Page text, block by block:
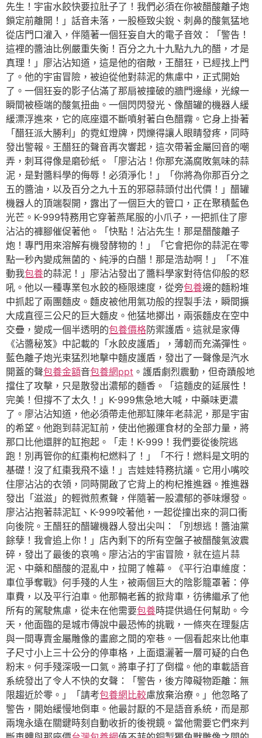
先生！宇宙水餃快要拉肚子了！我們必須在你被醋酸離子炮
鎖定前離開！」話音未落，一股極致尖銳、刺鼻的酸氣猛地
從店門口灌入，伴隨著一個狂妄自大的電子音效：「警告！
這裡的醬油比例嚴重失衡！百分之九十九點九九的醋，才是
真理！」廖沾沾知道，這是他的宿敵，王醋狂，已經找上門
了。他的宇宙冒險，被迫從他對蒜泥的焦慮中，正式開始
了。一個狂妄的影子佔滿了那扇被撞破的牆門邊緣，光線一
瞬間被極端的酸氣扭曲。一個閃閃發光、像醋罐的機器人緩
緩漂浮進來，它的底座還不斷噴射著白色醋霧。它身上掛著
「醋狂派大勝利」的霓虹燈牌，閃爍得讓人眼睛發疼，同時
發出警報。王醋狂的聲音再次響起，這次帶著金屬回音的嘲
弄，刺耳得像是磨砂紙。「廖沾沾！你那充滿腐敗氣味的蒜
泥，是對醬料學的侮辱！必須淨化！」「你將為你那百分之
五的醬油，以及百分之九十五的邪惡蒜頭付出代價！」醋罐
機器人的頂端裂開，露出了一個巨大的管口，正在聚積藍色
光芒。K-999特務用它穿著燕尾服的小爪子，一把抓住了廖
沾沾的褲腳催促著他。「快點！沾沾先生！那是醋酸離子
炮！專門用來溶解有機發酵物的！」「它會把你的蒜泥在零
點一秒內變成無菌的、純淨的白醋！那是浩劫啊！」「不准
動我包養的蒜泥！」廖沾沾發出了醬料學家對待信仰般的怒
吼。他以一種專業包水餃的極限速度，從旁包養邊的麵粉堆
中抓起了兩團麵皮。麵皮被他用氣功般的捏製手法，瞬間擴
大成直徑三公尺的巨大麵皮。他猛地擲出，兩張麵皮在空中
交疊，變成一個半透明的包養價格防禦護盾。這就是家傳
《沾醬秘笈》中記載的「水餃皮護盾」，薄韌而充滿彈性。
藍色離子炮光束猛烈地擊中麵皮護盾，發出了一聲像是汽水
開蓋的聲包養金額音包養網ppt 。護盾劇烈震動，但奇蹟般地
擋住了攻擊，只是散發出濃郁的麵香。「這麵皮的延展性！
完美！但撐不了太久！」K-999焦急地大喊，中藥味更濃
了。廖沾沾知道，他必須帶走他那缸陳年老蒜泥，那是宇宙
的希望。他跑到蒜泥缸前，使出他搬運食材的全部力量，將
那口比他還胖的缸抱起。「走！K-999！我們要從後院逃
跑！別再管你的紅棗枸杞燃料了！」「不行！燃料是文明的
基礎！沒了紅棗我飛不遠！」吉娃娃特務抗議。它用小嘴咬
住廖沾沾的衣領，同時開啟了它背上的枸杞推進器。推進器
發出「滋滋」的輕微煎煮聲，伴隨著一股濃郁的蔘味爆發。
廖沾沾抱著蒜泥缸、K-999咬著他，一起從撞出來的洞口衝
向後院。王醋狂的醋罐機器人發出尖叫：「別想逃！醬油黨
餘孽！我會追上你！」店內剩下的所有空盤子被醋酸氣波震
碎，發出了最後的哀鳴。廖沾沾的宇宙冒險，就在這片蒜
泥、中藥和醋酸的混亂中，拉開了帷幕。《平行泊車維度：
車位爭奪戰》何手殘的人生，被兩個巨大的陰影籠罩著：停
車費，以及平行泊車。他那輛老舊的掀背車，彷彿繼承了他
所有的駕駛焦慮，從未在他需要包養時提供過任何幫助。今
天，他面臨的是城市傳說中最恐怖的挑戰，一條夾在理髮店
與一間專賣金屬雕像的畫廊之間的窄巷。一個看起來比他車
子尺寸小上三十公分的停車格，上面還灑著一層可疑的白色
粉末。何手殘深吸一口氣。將車子打了倒檔。他的車載語音
系統發出了令人不快的女聲：「警告，後方障礙物距離：無
限趨近於零。」「請考包養網比較慮放棄治療。」他忽略了
警告，開始緩慢地倒車。他最討厭的不是語音系統，而是那
兩塊永遠在關鍵時刻自動收折的後視鏡。當他需要它們來判